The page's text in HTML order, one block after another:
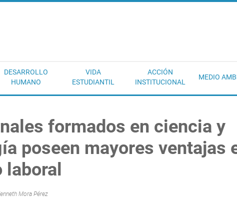
DESARROLLO
HUMANO
VIDA
ESTUDIANTIL
ACCIÓN
INSTITUCIONAL
MEDIO
formados en ciencia y
poseen mayores ventajas
Mora Pérez